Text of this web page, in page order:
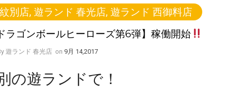
別店, 遊ランド 春光店, 遊ランド 西御料店
ラゴンボールヒーローズ第6弾】稼働開始
遊ランド 春光店 on 9月 14,2017
の遊ランドで！